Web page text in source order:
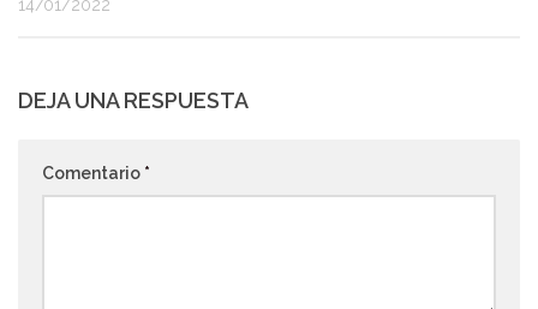
14/01/2022
DEJA UNA RESPUESTA
Comentario *